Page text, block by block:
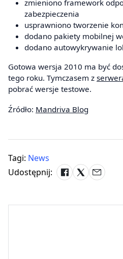
zmieniono framework
zabezpieczenia
usprawniono tworzenie
dodano pakiety mobilnej
dodano autowykrywanie
Gotowa wersja 2010 ma być
tego roku. Tymczasem z
pobrać wersje testowe.
Źródło: Mandriva Blog
Tagi: News
Udostępnij: